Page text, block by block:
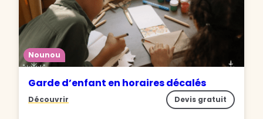
Nounou
Garde d’enfant en horaires décalés
Découvrir Devis gratuit